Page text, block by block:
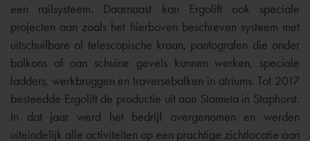
een railsysteem. Daarnaast kan Ergolift ook speciale
projecten aan zoals het hierboven beschreven systeem met
uitschuifbare of telescopische kraan, pantografen die onder
balkons of aan schuine gevels kunnen werken, speciale
ladders, werkbruggen en traversebalken in atriums. Tot 2017
besteedde Ergolift de productie uit aan Stameta in Staphorst.
In dat jaar werd het bedrijf overgenomen en werden
uiteindelijk alle activiteiten op een prachtige zichtlocatie aan